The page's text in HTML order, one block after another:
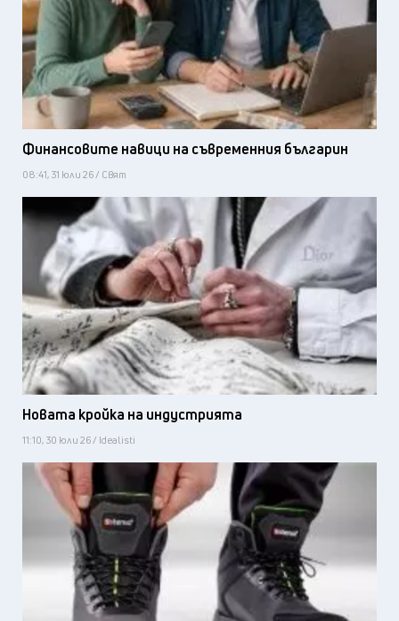
Финансовите навици на съвременния българин
08:41, 31 юли 26 / Свят
Новата кройка на индустрията
11:10, 30 юли 26 / Idealisti